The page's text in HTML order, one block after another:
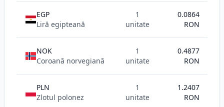
EGP
Liră egipteană
1
unitate
0.0864
RON
NOK
Coroană norvegiană
1
unitate
0.4877
RON
PLN
Zlotul polonez
1
unitate
1.2407
RON